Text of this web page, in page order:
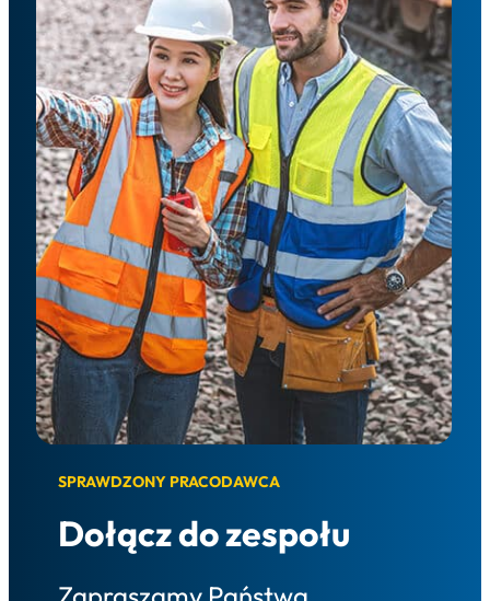
SPRAWDZONY PRACODAWCA
Dołącz do zespołu